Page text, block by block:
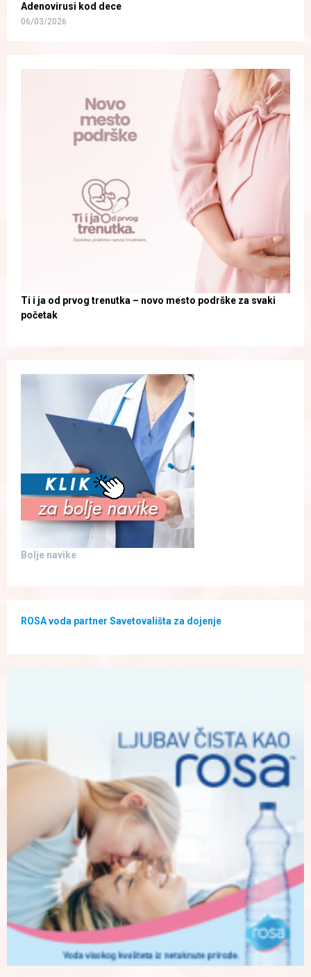
Adenovirusi kod dece
06/03/2026
Ti i ja od prvog trenutka – novo mesto podrške za svaki
početak
Bolje navike
ROSA voda partner Savetovališta za dojenje